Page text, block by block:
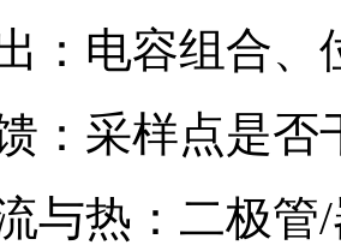
：电容组合、
：采样点是否
与热：二极管